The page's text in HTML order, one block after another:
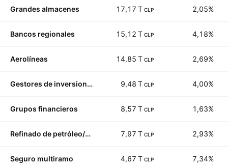
Grandes almacenes 17,17 T CLP 2,05%
Bancos regionales 15,12 T CLP 4,18%
Aerolíneas 14,85 T CLP 2,69%
Gestores de inversiones 9,48 T CLP 4,00%
Grupos financieros 8,57 T CLP 1,63%
Refinado de petróleo/comercialización 7,97 T CLP 2,93%
Seguro multiramo 4,67 T CLP 7,34%